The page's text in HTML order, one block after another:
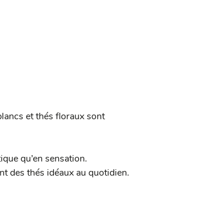
et thés floraux sont
qu’en sensation.
des thés idéaux au quotidien.